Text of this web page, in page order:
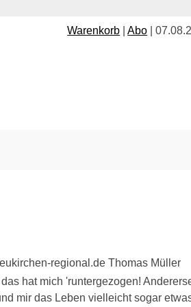
Warenkorb |Abo |
hat mich 'runtergezogen!
mir das Leben vielleicht sogar